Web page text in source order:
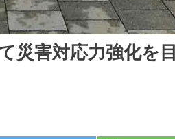
災害対応力強化を